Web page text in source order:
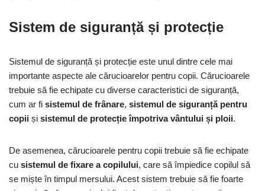
Sistem de siguranță și protecție
Sistemul de siguranță și protecție este unul dintre cele mai
importante aspecte ale cărucioarelor pentru copii. Cărucioarele
trebuie să fie echipate cu diverse caracteristici de siguranță,
cum ar fi sistemul de frânare, sistemul de siguranță pentru
copii și sistemul de protecție împotriva vântului și ploii.
De asemenea, cărucioarele pentru copii trebuie să fie echipate
cu sistemul de fixare a copilului, care să împiedice copilul să
se miște în timpul mersului. Acest sistem trebuie să fie foarte